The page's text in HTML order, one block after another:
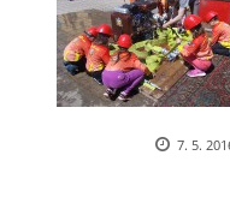
7. 5.